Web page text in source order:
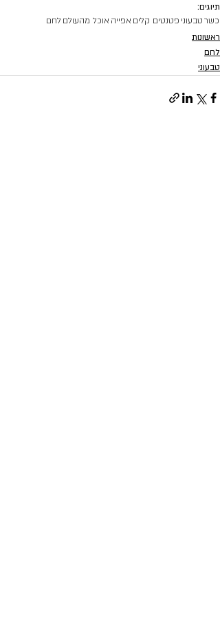
תיוגים:
כשרטבעוני פטנטים קלים אפייה אוכל מהעולםלחם
ראשונות
לחם
טבעוני